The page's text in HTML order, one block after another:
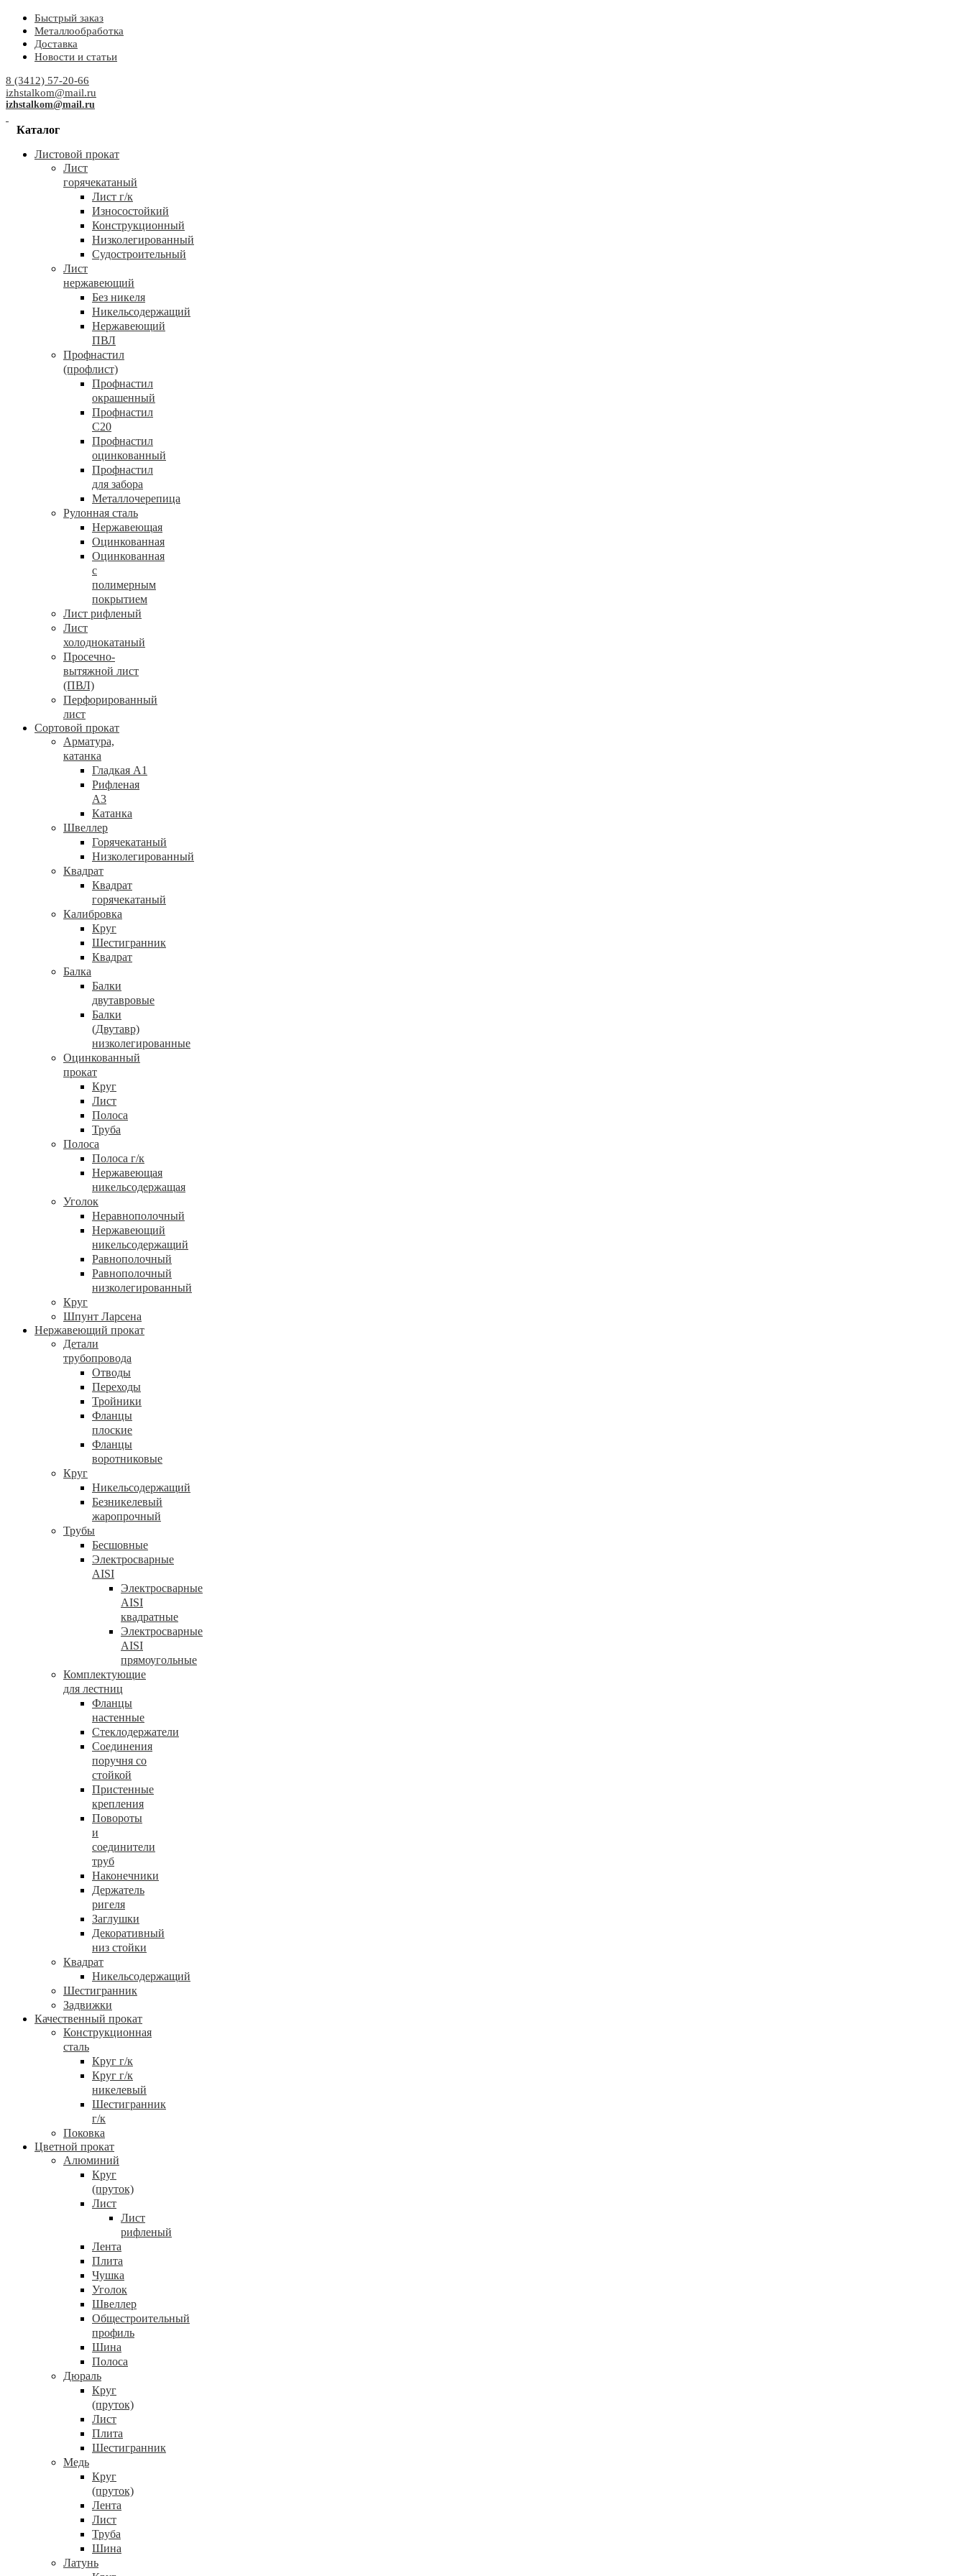
Быстрый заказ
Металлообработка
Доставка
Новости и статьи
8 (3412) 57-20-66
izhstalkom@mail.ru
izhstalkom@mail.ru
Каталог
Листовой прокат
Лист
горячекатаный
Лист г/к
Износостойкий
Конструкционный
Низколегированный
Судостроительный
Лист
нержавеющий
Без никеля
Никельсодержащий
Нержавеющий
ПВЛ
Профнастил
(профлист)
Профнастил
окрашенный
Профнастил
С20
Профнастил
оцинкованный
Профнастил
для забора
Металлочерепица
Рулонная сталь
Нержавеющая
Оцинкованная
Оцинкованная
с
полимерным
покрытием
Лист рифленый
Лист
холоднокатаный
Просечно-
вытяжной лист
(ПВЛ)
Перфорированный
лист
Сортовой прокат
Арматура,
катанка
Гладкая А1
Рифленая
А3
Катанка
Швеллер
Горячекатаный
Низколегированный
Квадрат
Квадрат
горячекатаный
Калибровка
Круг
Шестигранник
Квадрат
Балка
Балки
двутавровые
Балки
(Двутавр)
низколегированные
Оцинкованный
прокат
Круг
Лист
Полоса
Труба
Полоса
Полоса г/к
Нержавеющая
никельсодержащая
Уголок
Неравнополочный
Нержавеющий
никельсодержащий
Равнополочный
Равнополочный
низколегированный
Круг
Шпунт Ларсена
Нержавеющий прокат
Детали
трубопровода
Отводы
Переходы
Тройники
Фланцы
плоские
Фланцы
воротниковые
Круг
Никельсодержащий
Безникелевый
жаропрочный
Трубы
Бесшовные
Электросварные
AISI
Электросварные
AISI
квадратные
Электросварные
AISI
прямоугольные
Комплектующие
для лестниц
Фланцы
настенные
Стеклодержатели
Соединения
поручня со
стойкой
Пристенные
крепления
Повороты
и
соединители
труб
Наконечники
Держатель
ригеля
Заглушки
Декоративный
низ стойки
Квадрат
Никельсодержащий
Шестигранник
Задвижки
Качественный прокат
Конструкционная
сталь
Круг г/к
Круг г/к
никелевый
Шестигранник
г/к
Поковка
Цветной прокат
Алюминий
Круг
(пруток)
Лист
Лист
рифленый
Лента
Плита
Чушка
Уголок
Швеллер
Общестроительный
профиль
Шина
Полоса
Дюраль
Круг
(пруток)
Лист
Плита
Шестигранник
Медь
Круг
(пруток)
Лента
Лист
Труба
Шина
Латунь